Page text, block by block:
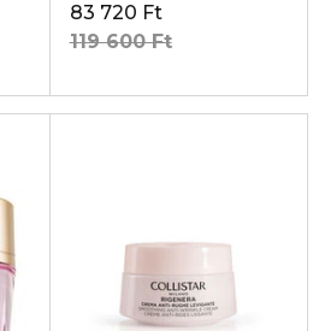
83 720 Ft
119 600 Ft